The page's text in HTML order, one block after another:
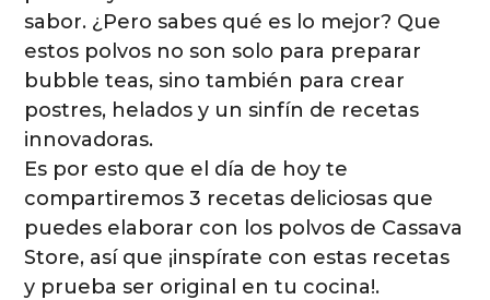
sabor. ¿Pero sabes qué es lo mejor? Que
estos polvos no son solo para preparar
bubble teas, sino también para crear
postres, helados y un sinfín de recetas
innovadoras.
Es por esto que el día de hoy te
compartiremos 3 recetas deliciosas que
puedes elaborar con los polvos de Cassava
Store, así que ¡inspírate con estas recetas
y prueba ser original en tu cocina!.